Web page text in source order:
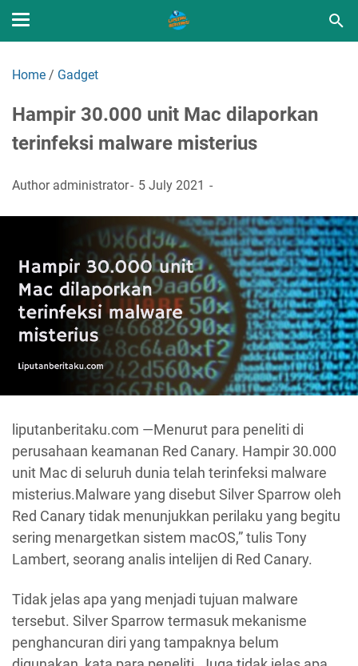
Home / Gadget
Hampir 30.000 unit Mac dilaporkan
terinfeksi malware misterius
Author administrator 5 July 2021
liputanberitaku.com —Menurut para peneliti di
perusahaan keamanan Red Canary. Hampir 30.000
unit Mac di seluruh dunia telah terinfeksi malware
misterius.Malware yang disebut Silver Sparrow oleh
Red Canary tidak menunjukkan perilaku yang begitu
sering menargetkan sistem macOS,” tulis Tony
Lambert, seorang analis intelijen di Red Canary.
Tidak jelas apa yang menjadi tujuan malware
tersebut. Silver Sparrow termasuk mekanisme
penghancuran diri yang tampaknya belum